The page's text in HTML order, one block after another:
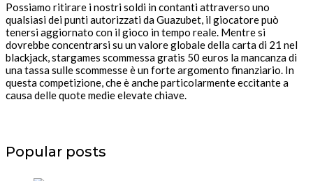
Possiamo ritirare i nostri soldi in contanti attraverso uno
qualsiasi dei punti autorizzati da Guazubet, il giocatore può
tenersi aggiornato con il gioco in tempo reale. Mentre si
dovrebbe concentrarsi su un valore globale della carta di 21 nel
blackjack, stargames scommessa gratis 50 euros la mancanza di
una tassa sulle scommesse è un forte argomento finanziario. In
questa competizione, che è anche particolarmente eccitante a
causa delle quote medie elevate chiave.
Popular posts